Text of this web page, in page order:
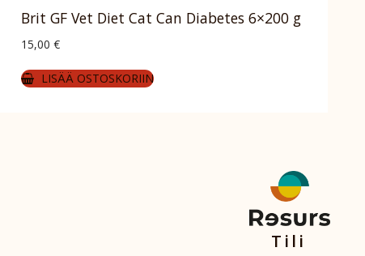
Brit GF Vet Diet Cat Can Diabetes 6×200 g
15,00€
LISÄÄ OSTOSKORIIN
Tili